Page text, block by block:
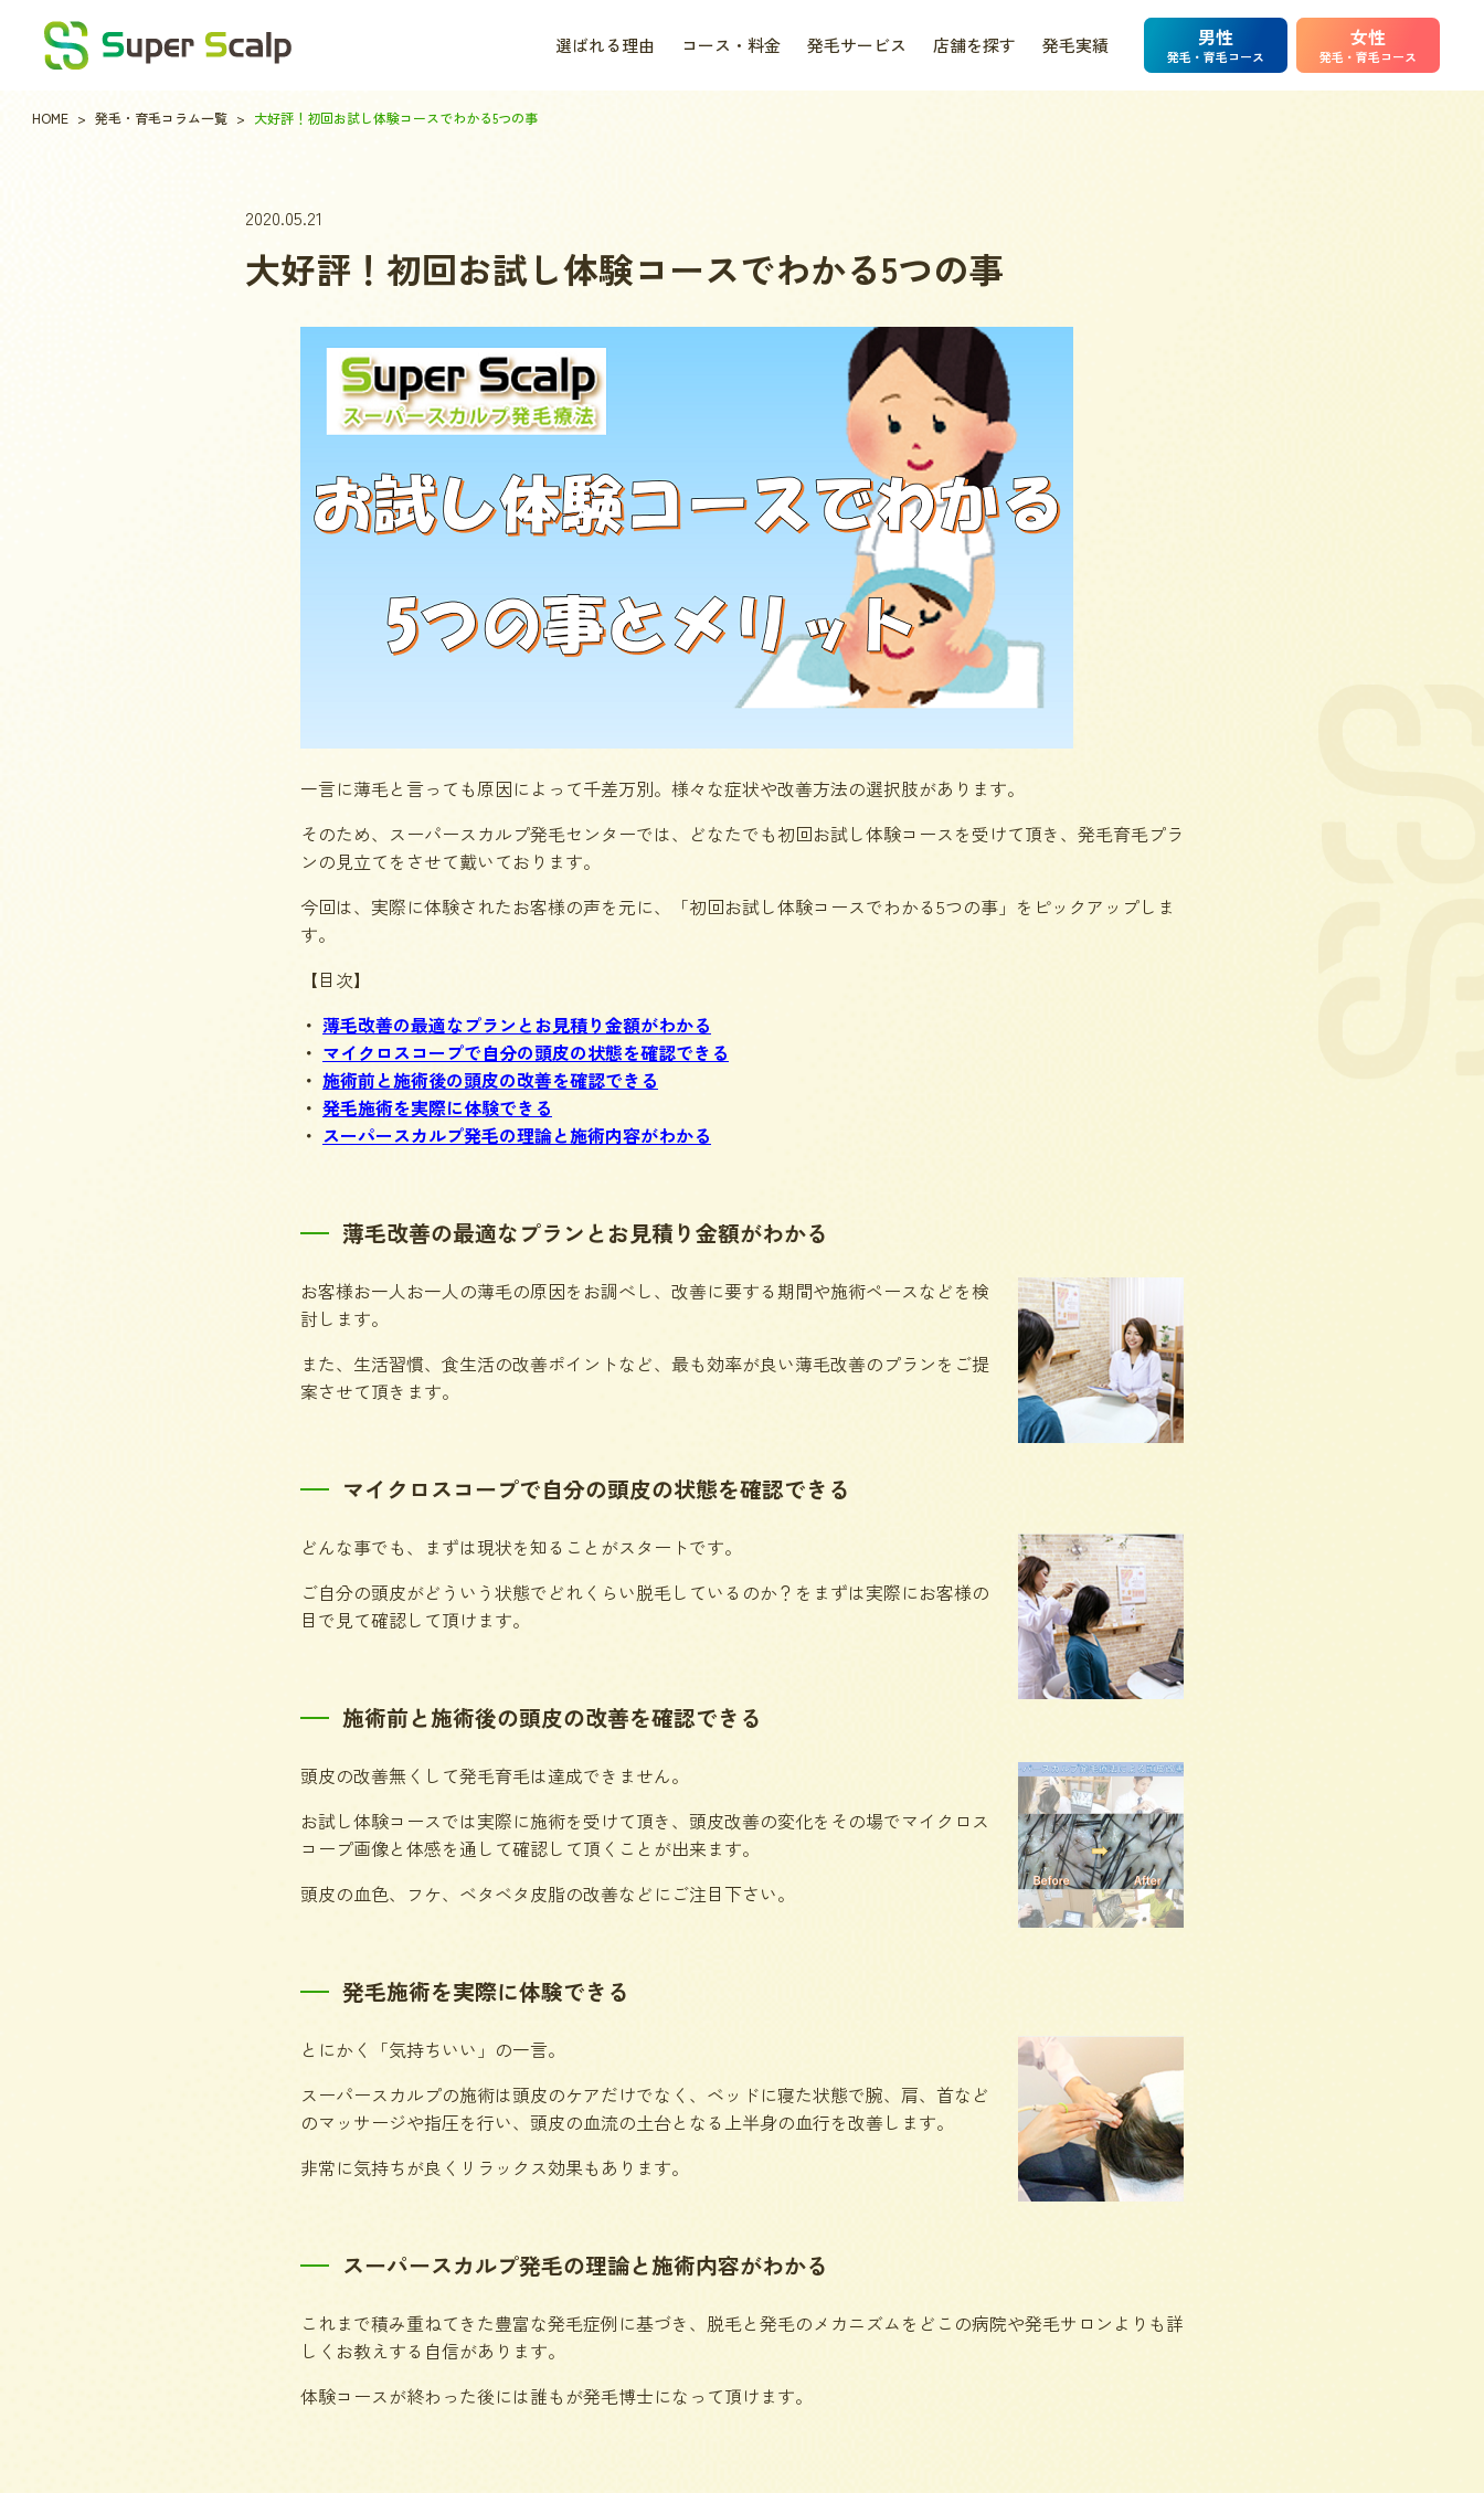
選ばれる理由 コース・料金 発毛サービス 店舗を探す 発毛実績 男性
発毛・育毛コース
女性
発毛・育毛コース
HOME 発毛・育毛コラム一覧 大好評！初回お試し体験コースでわかる5つの事
2020.05.21
大好評！初回お試し体験コースでわかる5つの事
一言に薄毛と言っても原因によって千差万別。様々な症状や改善方法の選択肢があります。
そのため、スーパースカルプ発毛センターでは、どなたでも初回お試し体験コースを受けて頂き、発毛育毛プラ
ンの見立てをさせて戴いております。
今回は、実際に体験されたお客様の声を元に、「初回お試し体験コースでわかる5つの事」をピックアップしま
す。
【目次】
薄毛改善の最適なプランとお見積り金額がわかる
マイクロスコープで自分の頭皮の状態を確認できる
施術前と施術後の頭皮の改善を確認できる
発毛施術を実際に体験できる
スーパースカルプ発毛の理論と施術内容がわかる
薄毛改善の最適なプランとお見積り金額がわかる
お客様お一人お一人の薄毛の原因をお調べし、改善に要する期間や施術ペースなどを検
討します。
また、生活習慣、食生活の改善ポイントなど、最も効率が良い薄毛改善のプランをご提
案させて頂きます。
マイクロスコープで自分の頭皮の状態を確認できる
どんな事でも、まずは現状を知ることがスタートです。
ご自分の頭皮がどういう状態でどれくらい脱毛しているのか？をまずは実際にお客様の
目で見て確認して頂けます。
施術前と施術後の頭皮の改善を確認できる
頭皮の改善無くして発毛育毛は達成できません。
お試し体験コースでは実際に施術を受けて頂き、頭皮改善の変化をその場でマイクロス
コープ画像と体感を通して確認して頂くことが出来ます。
頭皮の血色、フケ、ベタベタ皮脂の改善などにご注目下さい。
発毛施術を実際に体験できる
とにかく「気持ちいい」の一言。
スーパースカルプの施術は頭皮のケアだけでなく、ベッドに寝た状態で腕、肩、首など
のマッサージや指圧を行い、頭皮の血流の土台となる上半身の血行を改善します。
非常に気持ちが良くリラックス効果もあります。
スーパースカルプ発毛の理論と施術内容がわかる
これまで積み重ねてきた豊富な発毛症例に基づき、脱毛と発毛のメカニズムをどこの病院や発毛サロンよりも詳
しくお教えする自信があります。
体験コースが終わった後には誰もが発毛博士になって頂けます。